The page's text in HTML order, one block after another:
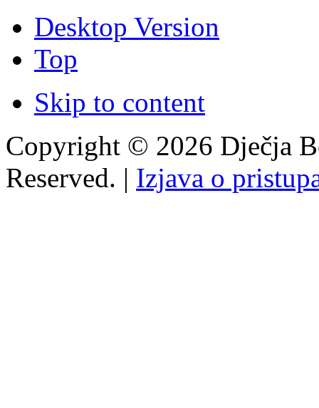
Desktop Version
Top
Skip to content
Copyright © 2026 Dječja
Reserved. | Izjava o